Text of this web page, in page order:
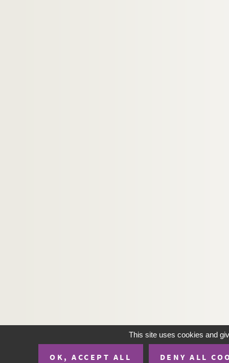
This site uses cookies and
OK, ACCEPT ALL DENY ALL